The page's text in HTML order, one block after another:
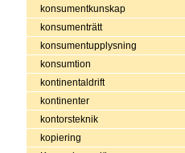
konsumentkunskap
konsumenträtt
konsumentupplysning
konsumtion
kontinentaldrift
kontinenter
kontorsteknik
kopiering